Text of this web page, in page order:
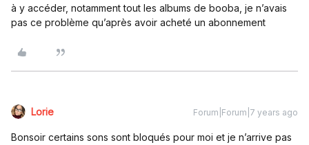
à y accéder, notamment tout les albums de booba, je n’avais
pas ce problème qu’après avoir acheté un abonnement
Lorie Forum|Forum|7 years ago
Bonsoir certains sons sont bloqués pour moi et je n’arrive pas